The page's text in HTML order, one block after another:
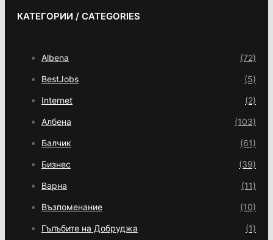
КАТЕГОРИИ / CATEGORIES
Albena (72)
BestJobs (5)
Internet (2)
Албена (103)
Балчик (61)
Бизнес (39)
Варна (11)
Възпоменание (10)
Гълъбите на Добруджа (1)